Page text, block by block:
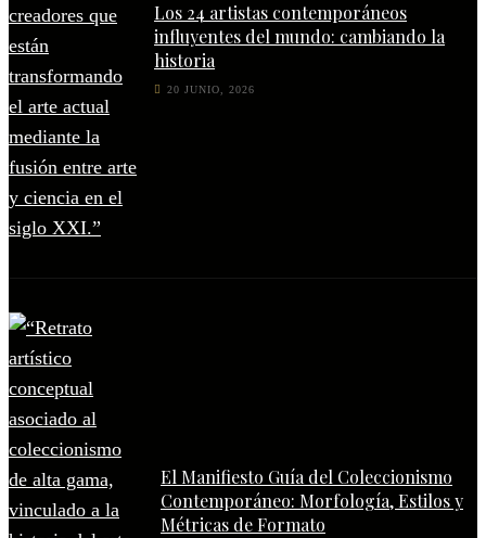
Los 24 artistas contemporáneos
influyentes del mundo: cambiando la
historia
20 JUNIO, 2026
El Manifiesto Guía del Coleccionismo
Contemporáneo: Morfología, Estilos y
Métricas de Formato